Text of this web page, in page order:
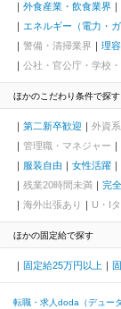
外食産業・飲食業界
エネルギー（電力・
警備・清掃業界
理
公社・官公庁・学校
ほかのこだわり条件で探す
第二新卒歓迎 外資
管理職・マネジャー
服装自由
女性活躍
残業20時間未満
完
海外出張あり
U・I
ほかの固定給で探す
固定給25万円以上
転職・求人doda（デュー